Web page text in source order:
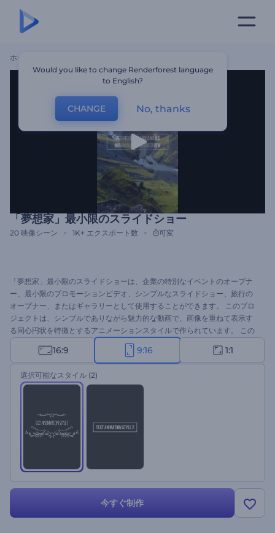
ホーム
「夢想家」最小限のスライドショー
20 映像シーン 1K+ エクスポート数 可変
「夢想家」最小限のスライドショーは、企業の特別なイベントのオープナ
ー、最小限のプロモーションビデオ、シンプルなスライドショー、旅行の
オープナー、またはギャラリーとして使用することができます。 このプロ
ジェクトは、シンプルでありながら魅力的な動画で、画像を重ねて表示す
る同心円状を特徴とするアニメーションスタイルで作られています。 この
テンプレートにはカスタマイズ可能なテキスト、音楽があり、オリジナル
な動画を作成する全てのツールがあります。画像・動画をドロップし、テ
キストを編集し、音楽を追加、または選択して完成品をお楽しみくださ
い。
16:9 9:16 1:1
選択可能なスタイル (2)
今すぐ制作
Would you like to change Renderforest language
to English?
CHANGE No, thanks